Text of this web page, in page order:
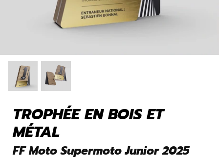
TROPHÉE EN BOIS ET
MÉTAL
FF Moto Supermoto Junior 2025